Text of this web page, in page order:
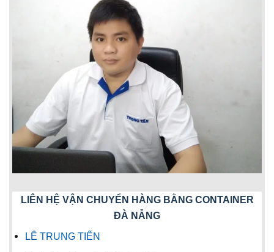
LIÊN HỆ VẬN CHUYỂN HÀNG BẰNG CONTAINER
ĐÀ NẴNG
LÊ TRUNG TIẾN